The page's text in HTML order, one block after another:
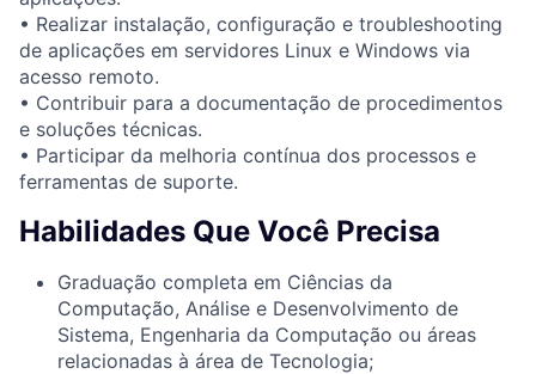
• Realizar instalação, configuração e troubleshooting
de aplicações em servidores Linux e Windows via
acesso remoto.
• Contribuir para a documentação de procedimentos
e soluções técnicas.
• Participar da melhoria contínua dos processos e
ferramentas de suporte.
Habilidades Que Você Precisa
Graduação completa em Ciências da
Computação, Análise e Desenvolvimento de
Sistema, Engenharia da Computação ou áreas
relacionadas à área de Tecnologia;